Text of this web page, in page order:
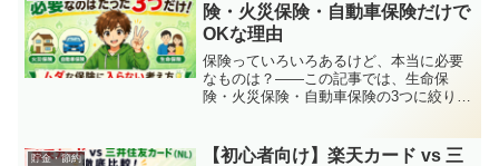
険・火災保険・自動車保険だけで
OKな理由
保険っていろいろあるけど、本当に必要
なものは？——この記事では、生命保
険・火災保険・自動車保険の3つに絞り、
貯金・節約
【初心者向け】楽天カード vs 三